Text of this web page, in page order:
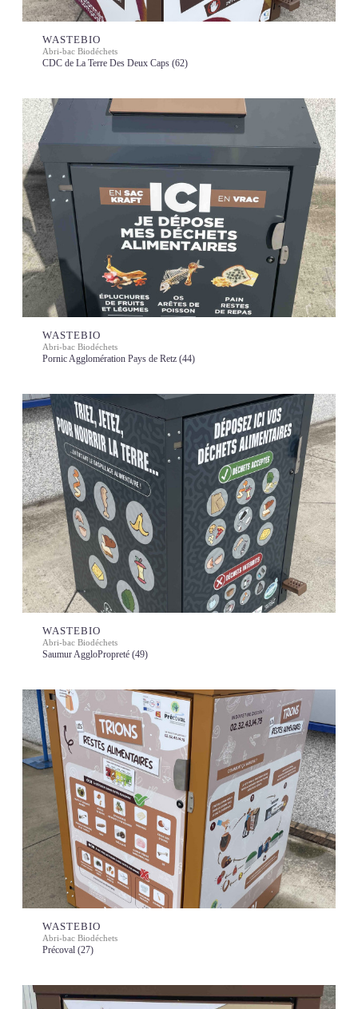
WASTEBIO
Abri-bac Biodéchets
CDC de La Terre Des Deux Caps (62)
WASTEBIO
Abri-bac Biodéchets
Pornic Agglomération Pays de Retz (44)
WASTEBIO
Abri-bac Biodéchets
Saumur AggloPropreté (49)
WASTEBIO
Abri-bac Biodéchets
Précoval (27)